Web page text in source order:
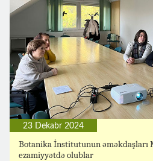
23 Dekabr 2024
Botanika İnstitutunun əməkdaşları
ezamiyyətdə olublar